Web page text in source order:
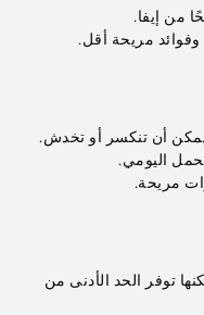
من إيفا.
مريحة أقل.
أن تنكسر أو تخدش.
اليومي.
مريحة.
توفر الحد الأدنى من